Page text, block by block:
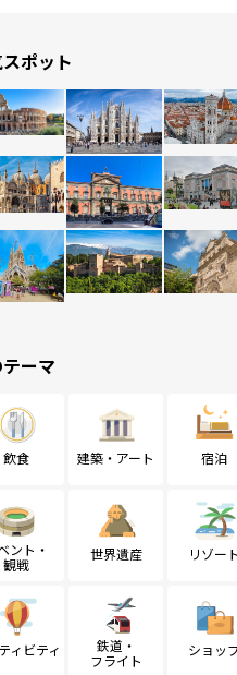
ポット
ーマ
飲食 建築・アート 宿泊
ント・
観戦
世界遺産 リゾート
ィビティ
鉄道・
フライト
ショッ